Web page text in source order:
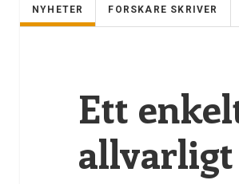
NYHETER FORSKARE SKRIVER
Ett
allvarligt